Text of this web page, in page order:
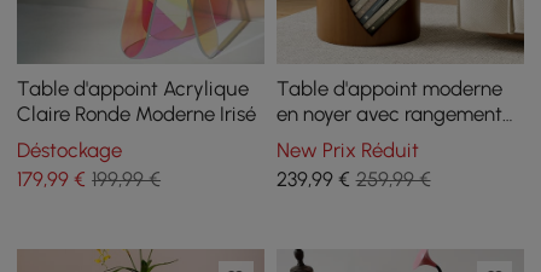
Table d'appoint Acrylique
Claire Ronde Moderne Irisé
Déstockage
179,99 € 199,99 €
Table d'appoint moderne
en noyer avec rangement
ouvert
New Prix Réduit
239,99€ 259,99 €